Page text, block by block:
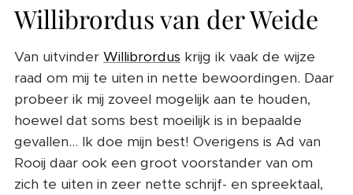
Willibrordus van der Weide
Van uitvinder Willibrordus krijg ik vaak de wijze
raad om mij te uiten in nette bewoordingen. Daar
probeer ik mij zoveel mogelijk aan te houden,
hoewel dat soms best moeilijk is in bepaalde
gevallen... Ik doe mijn best! Overigens is Ad van
Rooij daar ook een groot voorstander van om
zich te uiten in zeer nette schrijf- en spreektaal,